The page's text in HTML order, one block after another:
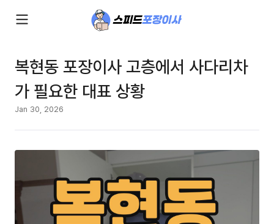
복현동 포장이사 고층에서 사다리차
가 필요한 대표 상황
Jan 30, 2026